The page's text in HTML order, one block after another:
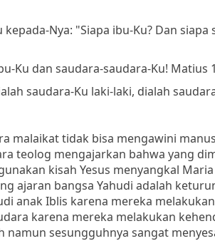
Nya: "Siapa ibu-Ku? Dan siapa
Ku dan saudara-saudara-Ku! Matius
saudara-Ku laki-laki, dialah
malaikat tidak bisa mengawini
teolog mengajarkan bahwa yang
kisah Yesus menyangkal
ajaran bangsa Yahudi adalah
anak Iblis karena mereka
karena mereka melakukan
sesungguhnya sangat